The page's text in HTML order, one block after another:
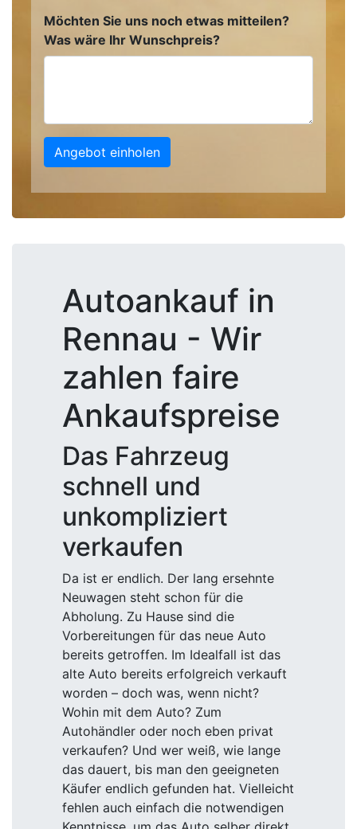
Möchten Sie uns noch etwas mitteilen?
Was wäre Ihr Wunschpreis?
Angebot einholen
Autoankauf in
Rennau - Wir
zahlen faire
Ankaufspreise
Das Fahrzeug
schnell und
unkompliziert
verkaufen
Da ist er endlich. Der lang ersehnte
Neuwagen steht schon für die
Abholung. Zu Hause sind die
Vorbereitungen für das neue Auto
bereits getroffen. Im Idealfall ist das
alte Auto bereits erfolgreich verkauft
worden – doch was, wenn nicht?
Wohin mit dem Auto? Zum
Autohändler oder noch eben privat
verkaufen? Und wer weiß, wie lange
das dauert, bis man den geeigneten
Käufer endlich gefunden hat. Vielleicht
fehlen auch einfach die notwendigen